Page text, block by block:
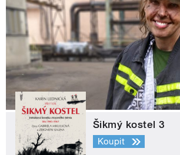
Šikmý kostel 3
Koupit